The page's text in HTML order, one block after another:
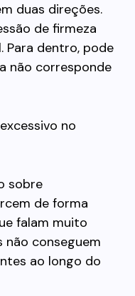
duas direções.
de firmeza
Para dentro, pode
não corresponde
no
sobre
de forma
falam muito
não conseguem
ao longo do